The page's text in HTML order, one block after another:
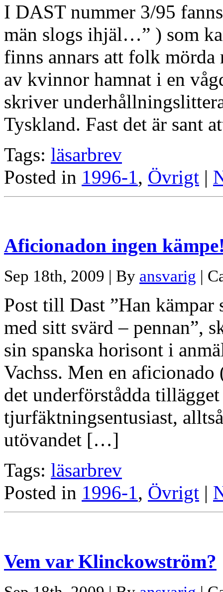
I DAST nummer 3/95
män slogs ihjäl…” ) som
finns annars att folk
av kvinnor hamnat i en
skriver
Tyskland. Fast det är sant
Tags: läsarbrev
Posted in 1996-1, Övrigt |
Aficionadon ingen
Sep 18th, 2009 | By ansvarig |
Post till Dast ”Han kämpar
med sitt svärd – pennan”,
sin spanska horisont i
Vachss. Men en
det underförstådda
tjurfäktningsentusiast,
utövandet […]
Tags: läsarbrev
Posted in 1996-1, Övrigt |
Vem var Klinckowström?